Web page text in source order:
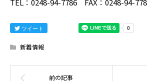
ツイート
新着情報